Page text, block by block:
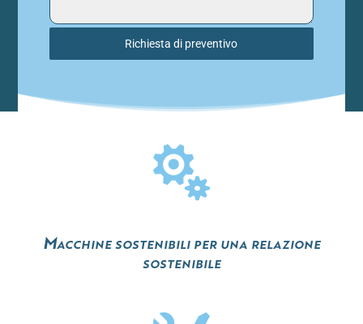
Richiesta di preventivo

Macchine sostenibili per una relazione
sostenibile